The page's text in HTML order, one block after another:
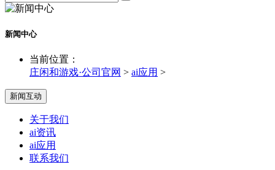
新闻中心
当前位置：
庄闲和游戏·公司官网 > ai应用 >
新闻互动
关于我们
ai资讯
ai应用
联系我们